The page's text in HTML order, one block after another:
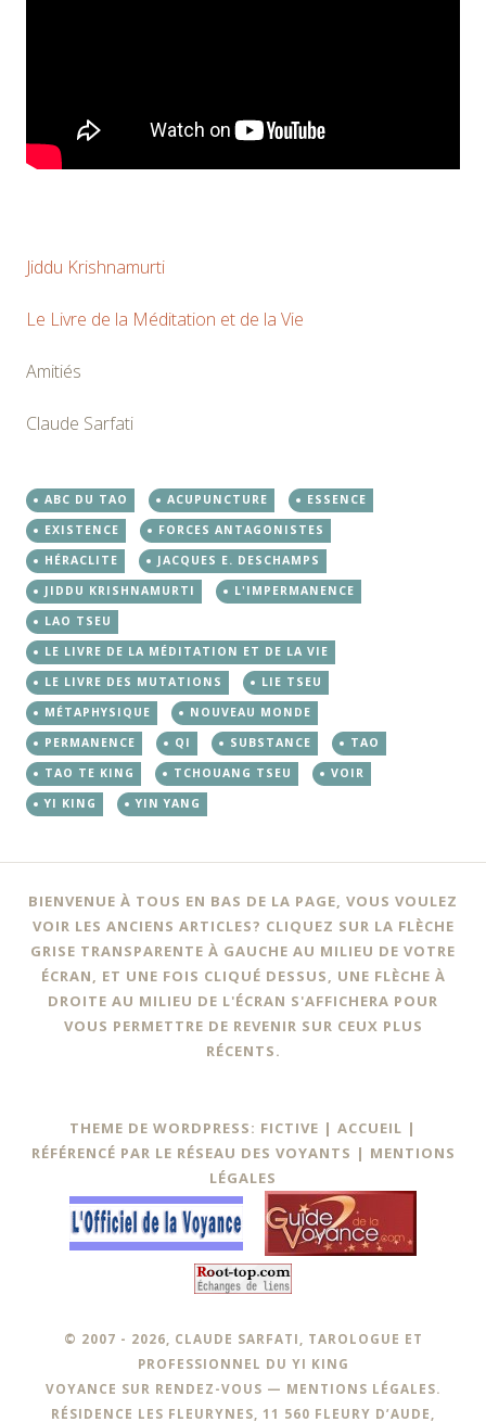
Jiddu Krishnamurti
Le Livre de la Méditation et de la Vie
Amitiés
Claude Sarfati
ABC DU TAO ACUPUNCTURE
ESSENCE
EXISTENCE
FORCES ANTAGONISTES
HÉRACLITE
JACQUES E. DESCHAMPS
JIDDU KRISHNAMURTI
L'IMPERMANENCE
LAO TSEU
LE LIVRE DE LA MÉDITATION ET DE LA VIE
LE LIVRE DES MUTATIONS
LIE TSEU
MÉTAPHYSIQUE
NOUVEAU MONDE
PERMANENCE
QI SUBSTANCE
TAO
TAO TE KING
TCHOUANG TSEU
VOIR
YI KING
YIN YANG
BIENVENUE À TOUS EN BAS DE LA PAGE, VOUS VOULEZ
VOIR LES ANCIENS ARTICLES? CLIQUEZ SUR LA FLÈCHE
GRISE TRANSPARENTE À GAUCHE AU MILIEU DE VOTRE
ÉCRAN, ET UNE FOIS CLIQUÉ DESSUS, UNE FLÈCHE À
DROITE AU MILIEU DE L'ÉCRAN S'AFFICHERA POUR
VOUS PERMETTRE DE REVENIR SUR CEUX PLUS
RÉCENTS.
THEME DE WORDPRESS: FICTIVE | ACCUEIL |
RÉFÉRENCÉ PAR LE RÉSEAU DES VOYANTS | MENTIONS
LÉGALES
© 2007 - 2026, CLAUDE SARFATI, TAROLOGUE ET
PROFESSIONNEL DU YI KING
VOYANCE SUR RENDEZ-VOUS — MENTIONS LÉGALES.
RÉSIDENCE LES FLEURYNES, 11 560 FLEURY D’AUDE,